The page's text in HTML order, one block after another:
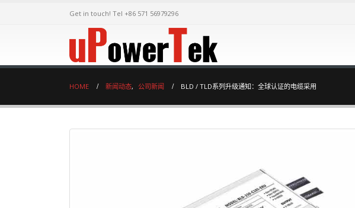
Get in touch! Tel +86 571 56979296
HOME 新闻动态, 公司新闻 BLD / TLD系列升级通知：全球认证的电缆采用